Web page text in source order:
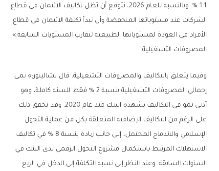
1.1 %. وبالنسبة للعام 2026، نتوقع أن تظل تكاليف الائتمان في قطاع
الشركات عند مستوياتها المنخفضة وأن تبدأ تكلفة الائتمان في قطاع
الأفراد في العودة لمستوياتها الطبيعية لتقارب المستويات السابقة.»
المصروفات التشغيلية
وفيما يتعلق بالتكاليف والمصروفات التشغيلية، قال تشالينور:» نمى
إجمالي المصروفات التشغيلية بنسبة 2 % فقط للسنة كاملةً، وهو
أدنى نمو في التكاليف يشهده البنك منذ عام 2020. وقد تحقق ذلك
على الرغم من التكاليف الإضافية المتعلقة بكل من عملية التحول
الإسلامي والاندماج المحتمل، إلـى جانب زيادة بنسبة 8 % في تكاليف
الاستهلاك المرتبط باستكمال مشروع التحول الرقمي لدى البنك في
السنوات السابقة. وعند النظر إلى نسبة التكلفة إلى الدخل في الربع